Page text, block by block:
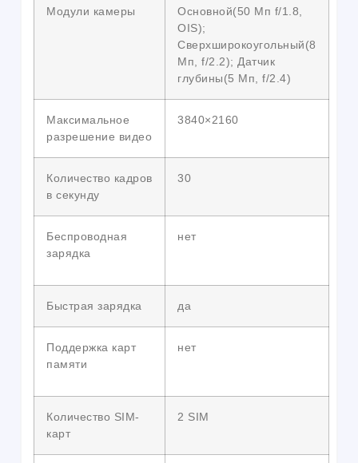
Модули камеры
Основной(50 Мп f/1.8,
OIS);
Сверхширокоугольный(8
Мп, f/2.2); Датчик
глубины(5 Мп, f/2.4)
Максимальное
разрешение видео
3840×2160
Количество кадров
в секунду
30
Беспроводная
зарядка
нет
Быстрая зарядка да
Поддержка карт
памяти
нет
Количество SIM-
карт
2 SIM